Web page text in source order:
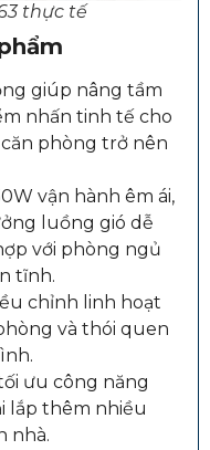
thực tế
giúp nâng tầm
nhấn tinh tế cho
phòng trở nên
vận hành êm ái,
luồng gió dễ
với phòng ngủ
tĩnh.
chỉnh linh hoạt
và thói quen
ưu công năng
lắp thêm nhiều
nhà.